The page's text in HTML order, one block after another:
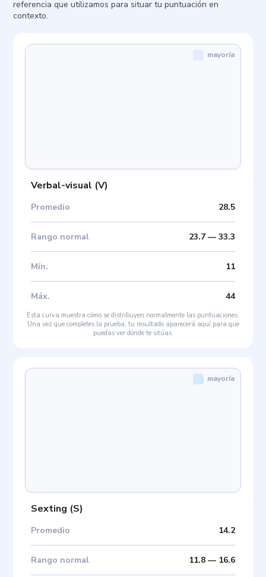
referencia que utilizamos para situar tu puntuación en
contexto.
Verbal-visual (V)
Promedio 28.5
Rango normal 23.7— 33.3
Mín. 11
Máx. 44
mayoría
Esta curva muestra cómo se distribuyen normalmente las puntuaciones.
Una vez que completes la prueba, tu resultado aparecerá aquí para que
puedas ver dónde te sitúas.
Sexting (S)
Promedio 14.2
Rango normal 11.8— 16.6
mayoría